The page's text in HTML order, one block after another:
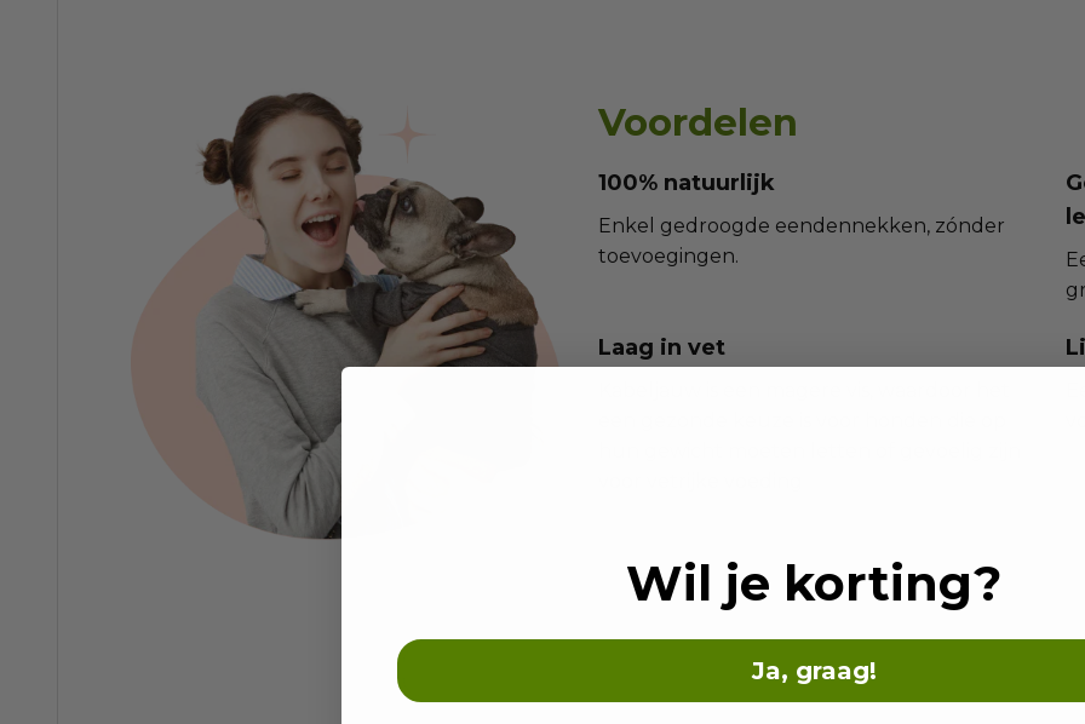
Voordelen
100% natuurlijk
Enkel gedroogde eendennekken, zónder
toevoegingen.
Laag in vet
Wil je korting?
Ja, graag!